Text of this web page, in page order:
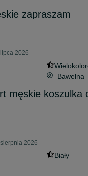
zapraszam
2026
Bawełna
męskie koszulka
2026
Biały